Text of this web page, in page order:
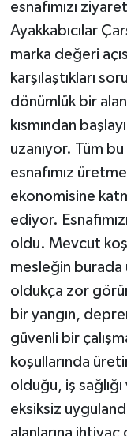
esnafımızı
Ayakkabıcılar
marka değeri
karşılaştıkları
dönümlük bir
kısmından
uzanıyor. Tüm
esnafımız
ekonomisine
ediyor.
oldu. Mevcut
mesleğin burada
oldukça zor
bir yangın,
güvenli bir
koşullarında
olduğu, iş
eksiksiz